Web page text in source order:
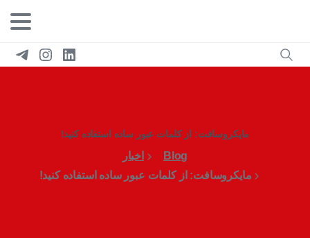
مایکروسافت: از کلمات عبور ساده استفاده کنید!
Blog
اخبار
مایکروسافت: از کلمات عبور ساده استفاده کنید!